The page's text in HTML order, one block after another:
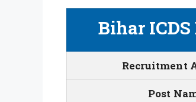
Bihar
Recruitment
Post